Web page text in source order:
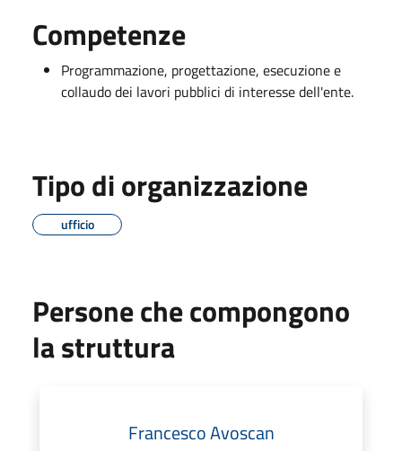
Competenze
Programmazione, progettazione, esecuzione e
collaudo dei lavori pubblici di interesse dell'ente.
Tipo di organizzazione
ufficio
Persone che compongono
la struttura
Francesco Avoscan